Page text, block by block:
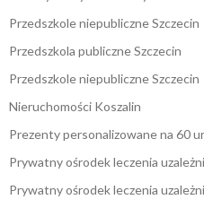
Przedszkole niepubliczne Szczecin
Przedszkola publiczne Szczecin
Przedszkole niepubliczne Szczecin
Nieruchomości Koszalin
Prezenty personalizowane na 60
Prywatny ośrodek leczenia
Prywatny ośrodek leczenia